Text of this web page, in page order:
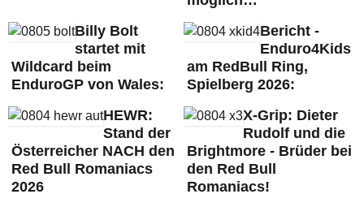
Billy Bolt
startet mit
Wildcard beim
EnduroGP von Wales:
Bericht -
Enduro4Kids
am RedBull Ring,
Spielberg 2026:
HEWR:
Stand der
Österreicher NACH den
Red Bull Romaniacs
2026
X-Grip: Dieter
Rudolf und die
Brightmore - Brüder bei
den Red Bull
Romaniacs!